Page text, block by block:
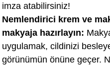
imza atabilirsiniz!
Nemlendirici krem ve
makyaja hazırlayın:
uygulamak, cildinizi
görünümün önüne geçer.